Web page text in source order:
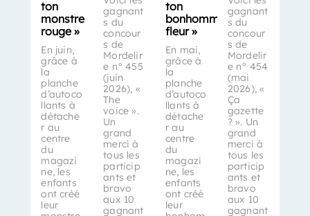
ton
monstre
rouge »
En juin,
grâce à
la
planche
d’autoco
llants à
détache
r au
centre
du
magazi
ne, les
enfants
ont créé
leur
gagnant
s du
concour
s de
Mordelir
e n° 455
(juin
2026), «
The
voice ».
Un
grand
merci à
tous les
particip
ants et
bravo
aux 10
gagnant
ton
bonhomme-
fleur »
En mai,
grâce à
la
planche
d’autoco
llants à
détache
r au
centre
du
magazi
ne, les
enfants
ont créé
leur
gagnant
s du
concour
s de
Mordelir
e n° 454
(mai
2026), «
Ça
gazette
? ». Un
grand
merci à
tous les
particip
ants et
bravo
aux 10
gagnant